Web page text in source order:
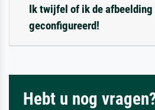
Ik twijfel of ik de afbeelding
geconfigureerd!
Hebt u nog